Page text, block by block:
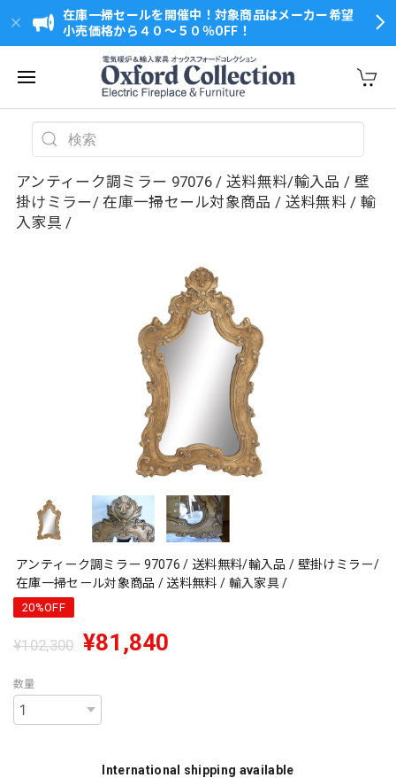
在庫一掃セールを開催中！対象商品はメーカー希望
小売価格から４０～５０％OFF！
アンティーク調ミラー 97076 / 送料無料/輸入品 / 壁
掛けミラー/ 在庫一掃セール対象商品 / 送料無料 / 輸
入家具 /
アンティーク調ミラー 97076 / 送料無料/輸入品 / 壁掛けミラー/
在庫一掃セール対象商品 / 送料無料 / 輸入家具 /
20%OFF
¥102,300 ¥81,840
数量
International shipping available